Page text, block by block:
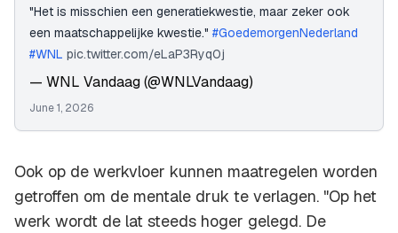
"Het is misschien een generatiekwestie, maar zeker ook
een maatschappelijke kwestie." #GoedemorgenNederland
#WNL pic.twitter.com/eLaP3Ryq0j
— WNL Vandaag (@WNLVandaag)
June 1, 2026
Ook op de werkvloer kunnen maatregelen worden
getroffen om de mentale druk te verlagen. "Op het
werk wordt de lat steeds hoger gelegd. De